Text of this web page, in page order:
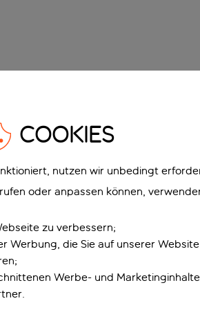
COOKIES
nutzen wir unbedingt
oder anpassen können,
zu verbessern;
Werbung, die Sie auf unserer
Werbe- und